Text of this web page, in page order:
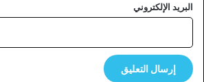
البريد الإلكتروني